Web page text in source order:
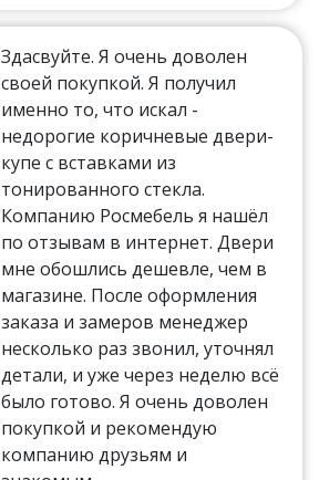
Здасвуйте. Я очень доволен
своей покупкой. Я получил
именно то, что искал -
недорогие коричневые двери-
купе с вставками из
тонированного стекла.
Компанию Росмебель я нашёл
по отзывам в интернет. Двери
мне обошлись дешевле, чем в
магазине. После оформления
заказа и замеров менеджер
несколько раз звонил, уточнял
детали, и уже через неделю всё
было готово. Я очень доволен
покупкой и рекомендую
компанию друзьям и